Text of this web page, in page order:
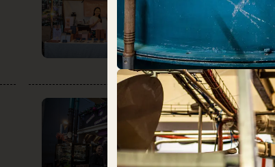
KUCHEN
GAIA
DO:10:00 –
Backwaren